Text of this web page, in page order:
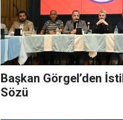
Başkan Görgel’den
Sözü